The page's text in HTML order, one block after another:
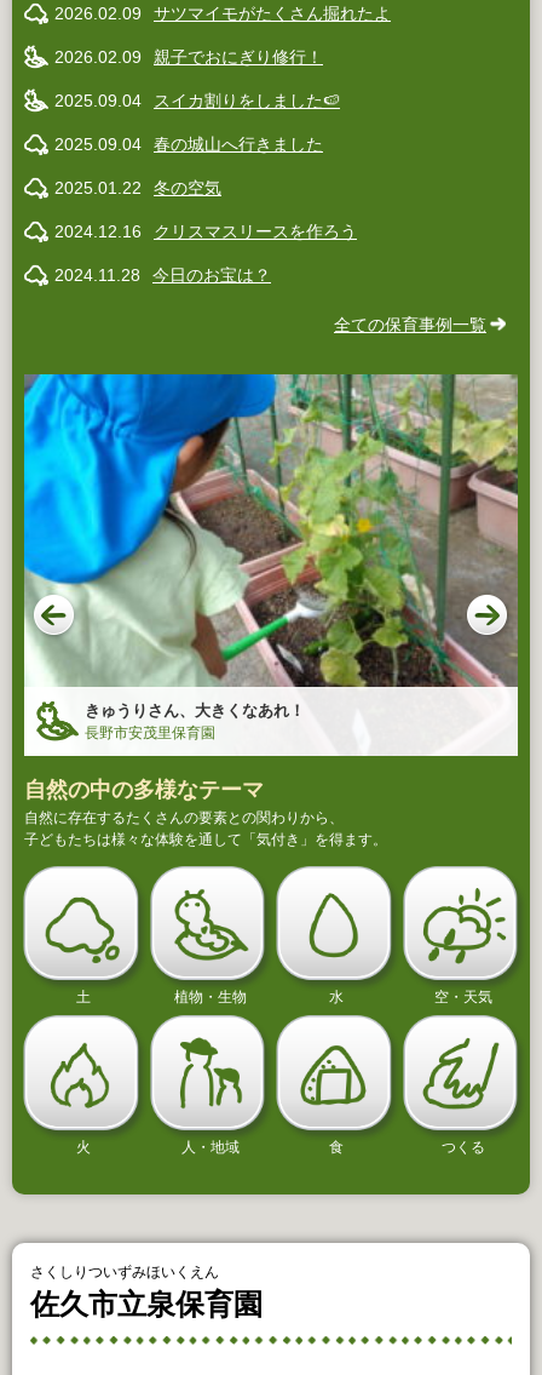
2026.02.09 サツマイモがたくさん掘れたよ
2026.02.09 親子でおにぎり修行！
2025.09.04 スイカ割りをしました🍉
2025.09.04 春の城山へ行きました
2025.01.22 冬の空気
2024.12.16 クリスマスリースを作ろう
2024.11.28 今日のお宝は？
全ての保育事例一覧
きゅうりさん、大きくなあれ！
長野市安茂里保育園
自然の中の多様なテーマ
自然に存在するたくさんの要素との関わりから、
子どもたちは様々な体験を通して「気付き」を得ます。
土 植物・生物 水 空・天気
火 人・地域 食 つくる
さくしりついずみほいくえん
佐久市立泉保育園